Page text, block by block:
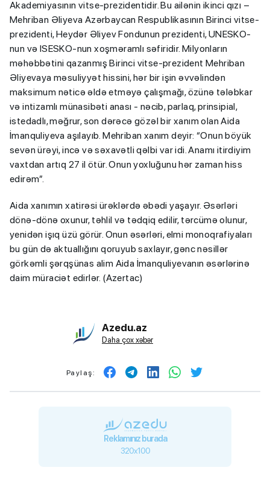
Akademiyasının vitse-prezidentidir. Bu ailənin ikinci qızı –
Mehriban Əliyeva Azərbaycan Respublikasının Birinci vitse-
prezidenti, Heydər Əliyev Fondunun prezidenti, UNESKO-
nun və ISESKO-nun xoşməramlı səfiridir. Milyonların
məhəbbətini qazanmış Birinci vitse-prezident Mehriban
Əliyevaya məsuliyyət hissini, hər bir işin əvvəlindən
maksimum nəticə əldə etməyə çalışmağı, özünə tələbkar
və intizamlı münasibəti anası - nəcib, parlaq, prinsipial,
istedadlı, məğrur, son dərəcə gözəl bir xanım olan Aida
İmanquliyeva aşılayıb. Mehriban xanım deyir: “Onun böyük
sevən ürəyi, incə və səxavətli qəlbi var idi. Anamı itirdiyim
vaxtdan artıq 27 il ötür. Onun yoxluğunu hər zaman hiss
edirəm”.
Aida xanımın xatirəsi ürəklərdə əbədi yaşayır. Əsərləri
dönə-dönə oxunur, təhlil və tədqiq edilir, tərcümə olunur,
yenidən işıq üzü görür. Onun əsərləri, elmi monoqrafiyaları
bu gün də aktuallığını qoruyub saxlayır, gənc nəsillər
görkəmli şərqşünas alim Aida İmanquliyevanın əsərlərinə
daim müraciət edirlər. (Azertac)
Azedu.az
Daha çox xəbər
Paylaş:
Reklamınız burada
320x100